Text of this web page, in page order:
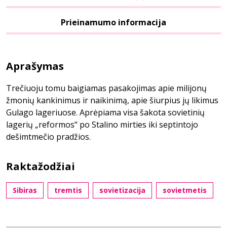
Prieinamumo informacija
Aprašymas
Trečiuoju tomu baigiamas pasakojimas apie milijonų
žmonių kankinimus ir naikinimą, apie šiurpius jų likimus
Gulago lageriuose. Aprėpiama visa šakota sovietinių
lagerių „reformos“ po Stalino mirties iki septintojo
dešimtmečio pradžios.
Raktažodžiai
Sibiras tremtis sovietizacija sovietmetis